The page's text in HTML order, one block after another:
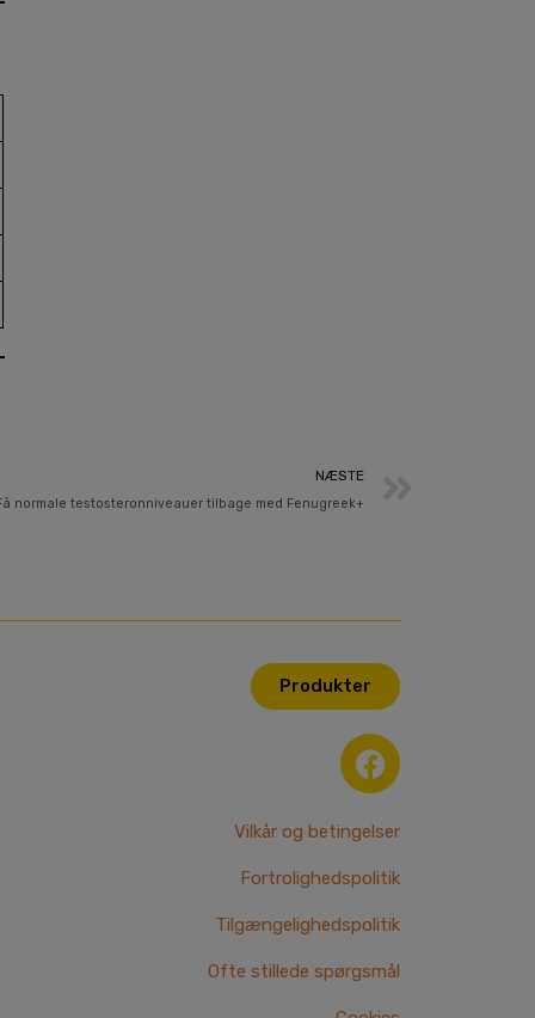
NÆSTE
normale testosteronniveauer tilbage med Fenugreek+
Produkter
F
a
e
b
o
Vilkår og betingelser
Fortrolighedspolitik
Tilgængelighedspolitik
Ofte stillede spørgsmål